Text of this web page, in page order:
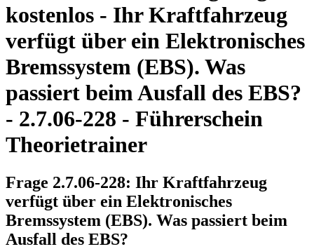
kostenlos - Ihr Kraftfahrzeug
verfügt über ein Elektronisches
Bremssystem (EBS). Was
passiert beim Ausfall des EBS?
- 2.7.06-228 - Führerschein
Theorietrainer
Frage 2.7.06-228: Ihr Kraftfahrzeug
verfügt über ein Elektronisches
Bremssystem (EBS). Was passiert beim
Ausfall des EBS?